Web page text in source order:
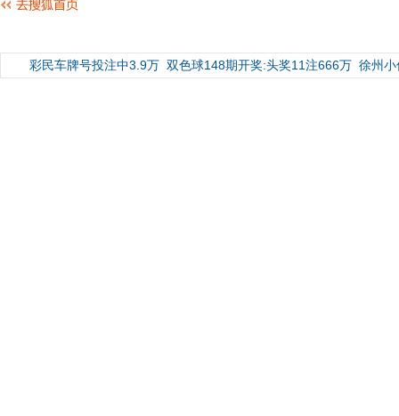
彩民车牌号投注中3.9万 双色球148期开奖:头奖11注666万 徐州